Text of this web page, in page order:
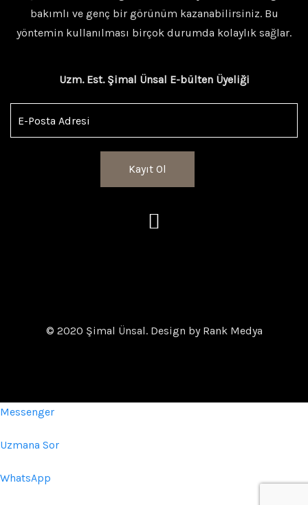
bakımlı ve genç bir görünüm kazanabilirsiniz. Bu
yöntemin kullanılması birçok durumda kolaylık sağlar.
Uzm. Est. Şimal Ünsal E-bülten Üyeliği
© 2020 Şimal Ünsal. Design by Rank Medya
Messenger
Uzmana Sor
WhatsApp